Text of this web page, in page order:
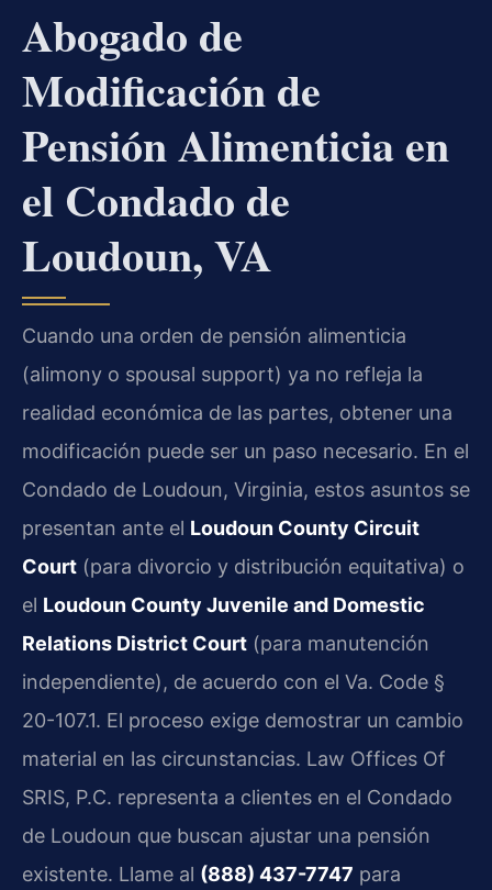
Abogado de
Modificación de
Pensión Alimenticia en
el Condado de
Loudoun, VA
Cuando una orden de pensión alimenticia
(alimony o spousal support) ya no refleja la
realidad económica de las partes, obtener una
modificación puede ser un paso necesario. En el
Condado de Loudoun, Virginia, estos asuntos se
presentan ante el Loudoun County Circuit
Court (para divorcio y distribución equitativa) o
el Loudoun County Juvenile and Domestic
Relations District Court (para manutención
independiente), de acuerdo con el Va. Code §
20-107.1. El proceso exige demostrar un cambio
material en las circunstancias. Law Offices Of
SRIS, P.C. representa a clientes en el Condado
de Loudoun que buscan ajustar una pensión
existente. Llame al (888) 437-7747 para